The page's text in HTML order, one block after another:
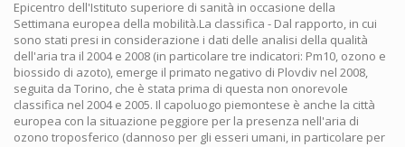
Epicentro dell'Istituto superiore di sanità in occasione della
Settimana europea della mobilità.La classifica - Dal rapporto, in cui
sono stati presi in considerazione i dati delle analisi della qualità
dell'aria tra il 2004 e 2008 (in particolare tre indicatori: Pm10, ozono e
biossido di azoto), emerge il primato negativo di Plovdiv nel 2008,
seguita da Torino, che è stata prima di questa non onorevole
classifica nel 2004 e 2005. Il capoluogo piemontese è anche la città
europea con la situazione peggiore per la presenza nell'aria di
ozono troposferico (dannoso per gli esseri umani, in particolare per